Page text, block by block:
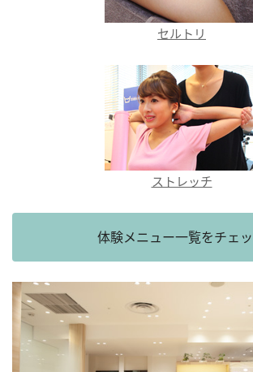
セルトリ
ストレッチ
体験メニュー一覧をチェ